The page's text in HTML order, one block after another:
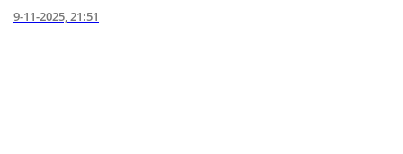
9-11-2025, 21:51